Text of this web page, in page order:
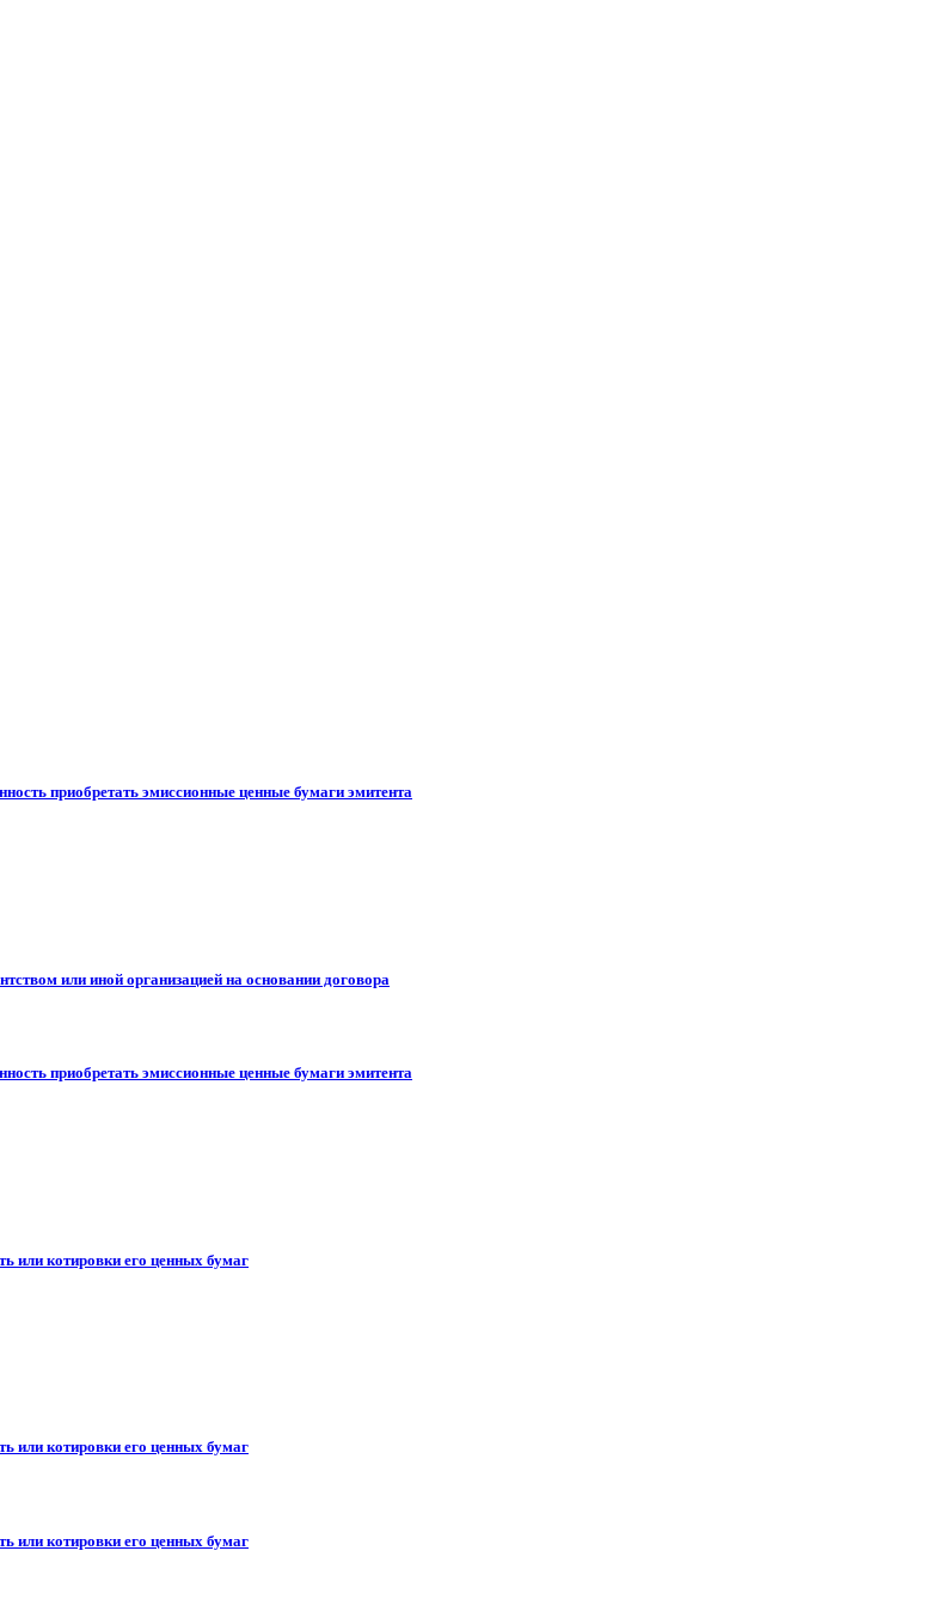
приобретать эмиссионные ценные бумаги эмитента
или иной организацией на основании договора
приобретать эмиссионные ценные бумаги эмитента
или котировки его ценных бумаг
или котировки его ценных бумаг
или котировки его ценных бумаг